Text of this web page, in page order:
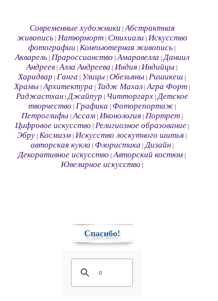
Современные художники |Абстрактная
живопись| Натюрморт| Стихиали Искусство
фотографии |Компьютерная живопись
Акварель| Прароссианство |Амаравелла |Даниил
Андреев |Алла Андреева |Индия |Индийцы
Харидвар |Ганга Улицы |Обезьяны |Ришикеш
Храмы |Архитектура Тадж Махал|Агра Форт|
Раджастхан|Джайпур Читторгарх|Детское
творчество Графика Фоторепортаж|
Петроглифы |Ассам| Иконология Портрет|
Цифровое искусство Религиозное образование|
Эбру |Космизм |Искусство лоскутного шитья
авторская кукла Флористика |Дизайн|
Декоративное искусство |Авторский костюм
Ювелирное искусство
Спасибо!